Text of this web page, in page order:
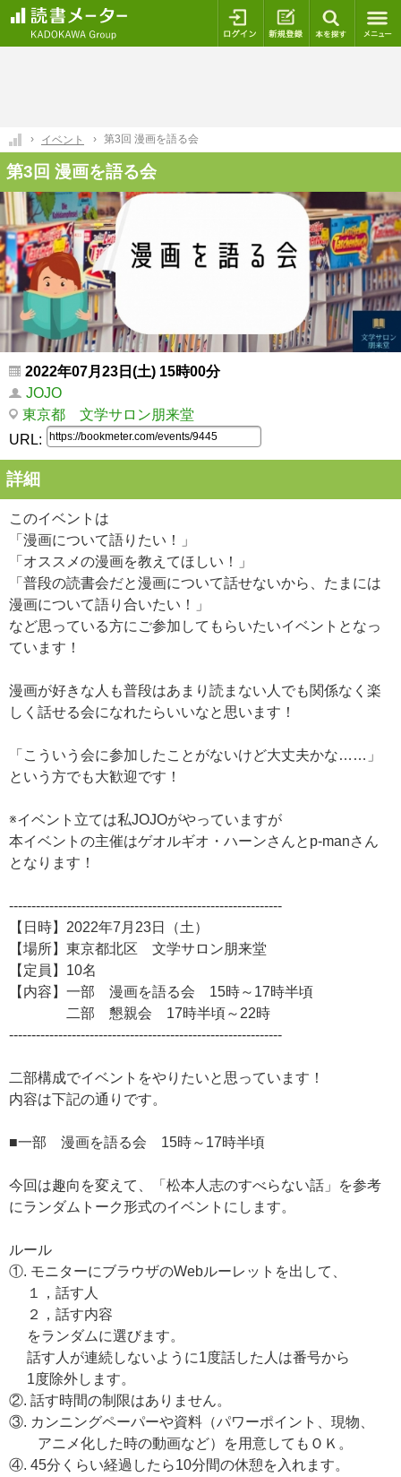
ログイン 新規登録
イベント 第3回 漫画を語る会
第3回 漫画を語る会
2022年07月23日(土) 15時00分
JOJO
東京都 文学サロン朋来堂
URL:
詳細
このイベントは
「漫画について語りたい！」
「オススメの漫画を教えてほしい！」
「普段の読書会だと漫画について話せないから、たまには
漫画について語り合いたい！」
など思っている方にご参加してもらいたいイベントとなっ
ています！
漫画が好きな人も普段はあまり読まない人でも関係なく楽
しく話せる会になれたらいいなと思います！
「こういう会に参加したことがないけど大丈夫かな……」
という方でも大歓迎です！
※イベント立ては私JOJOがやっていますが
本イベントの主催はゲオルギオ・ハーンさんとp-manさん
となります！
-------------------------------------------------------------
【日時】2022年7月23日（土）
【場所】東京都北区 文学サロン朋来堂
【定員】10名
【内容】一部 漫画を語る会 15時～17時半頃
二部 懇親会 17時半頃～22時
-------------------------------------------------------------
二部構成でイベントをやりたいと思っています！
内容は下記の通りです。
■一部 漫画を語る会 15時～17時半頃
今回は趣向を変えて、「松本人志のすべらない話」を参考
にランダムトーク形式のイベントにします。
ルール
①. モニターにブラウザのWebルーレットを出して、
１，話す人
２，話す内容
をランダムに選びます。
話す人が連続しないように1度話した人は番号から
1度除外します。
②. 話す時間の制限はありません。
③. カンニングペーパーや資料（パワーポイント、現物、
アニメ化した時の動画など）を用意してもＯＫ。
④. 45分くらい経過したら10分間の休憩を入れます。